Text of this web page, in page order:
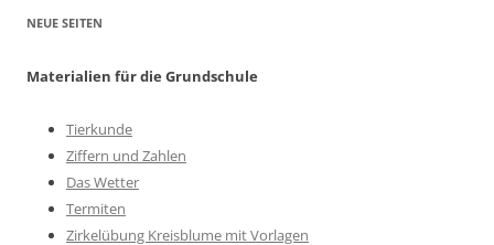
NEUE SEITEN
Materialien für die Grundschule
Tierkunde
Ziffern und Zahlen
Das Wetter
Termiten
Zirkelübung Kreisblume mit Vorlagen